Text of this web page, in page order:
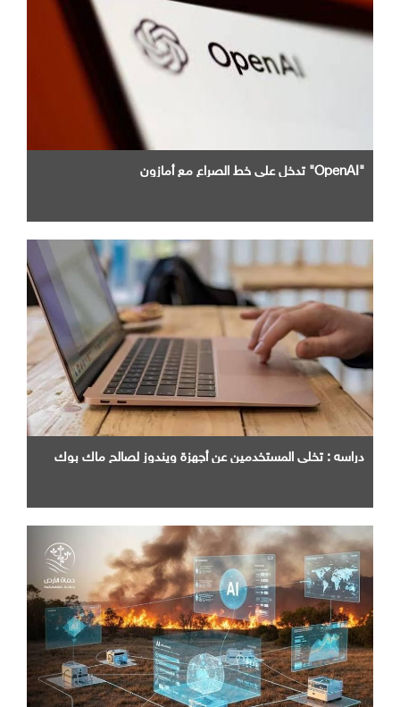
"OpenAI" تدخل علي خط الصراع مع أمازون
دراسه : تخلي المستخدمين عن أجهزة ويندوز لصالح ماك بوك